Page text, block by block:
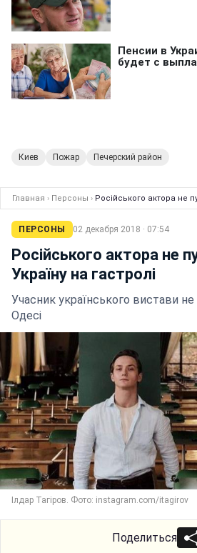
Киев Пожар Печерский район
Главная › Персоны › Російського актора не
ПЕРСОНЫ 02 декабря 2018 · 07:54
Російського актора не
Україну на гастролі
Учасник українського вистави
Одесі
Ілдар Тагіров. Фото: instagram.com/itagirov
Поделиться